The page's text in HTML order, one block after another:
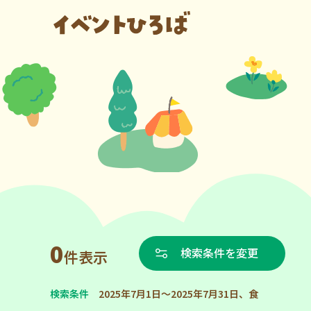
0件表示 検索条件を変更
検索条件 2025年7月1日～2025年7月31日、食